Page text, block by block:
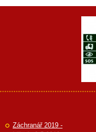
Záchranář 2019 -